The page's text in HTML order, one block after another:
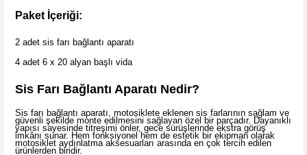
Paket İçeriği:
2 adet sis farı bağlantı aparatı
4 adet 6 x 20 alyan başlı vida
Sis Farı Bağlantı Aparatı Nedir?
Sis farı bağlantı aparatı, motosiklete eklenen sis farlarının sağlam ve
güvenli şekilde monte edilmesini sağlayan özel bir parçadır. Dayanıklı
yapısı sayesinde titreşimi önler, gece sürüşlerinde ekstra görüş
imkânı sunar. Hem fonksiyonel hem de estetik bir ekipman olarak
motosiklet aydınlatma aksesuarları arasında en çok tercih edilen
ürünlerden biridir.